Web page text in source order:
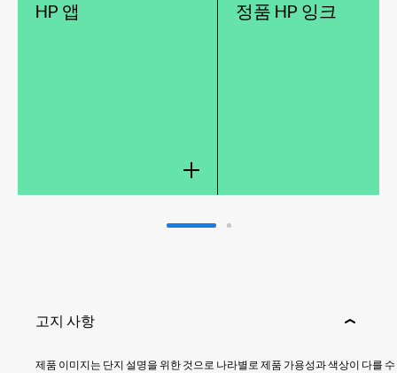
HP 앱 정품 HP 잉크
고지 사항
제품 이미지는 단지 설명을 위한 것으로 나라별로 제품 가용성과 색상이 다를